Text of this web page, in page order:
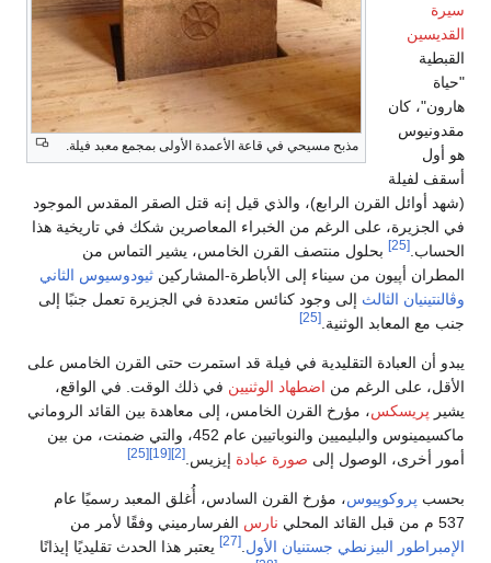
مذبح مسيحي في قاعة الأعمدة الأولى بمجمع معبد فيلة.
سيرة
القديسين
القبطية
"حياة
هارون"، كان
مقدونيوس
هو أول
أسقف لفيلة
(شهد أوائل القرن الرابع)، والذي قيل إنه قتل الصقر المقدس الموجود
في الجزيرة، على الرغم من الخبراء المعاصرين شكك في تاريخية هذا
الحساب. [25]
بحلول منتصف القرن الخامس، يشير التماس من
المطران أپيون من سيناء إلى الأباطرة-المشاركين ثيودوسيوس الثاني
وڤالنتينيان الثالث إلى وجود كنائس متعددة في الجزيرة تعمل جنبًا إلى
جنب مع المعابد الوثنية. [25]
يبدو أن العبادة التقليدية في فيلة قد استمرت حتى القرن الخامس على
الأقل، على الرغم من اضطهاد الوثنيين في ذلك الوقت. في الواقع،
يشير پريسكس، مؤرخ القرن الخامس، إلى معاهدة بين القائد الروماني
ماكسيمينوس والبليميين والنوباتيين عام 452، والتي ضمنت، من بين
أمور أخرى، الوصول إلى صورة عبادة إيزيس. [2]
[19]
[25]
بحسب پروكوپيوس، مؤرخ القرن السادس، أُغلق المعبد رسميًا عام
537 م من قبل القائد المحلي
نارس الفرسارميني وفقًا لأمر من
الإمبراطور البيزنطي جستنيان الأول [27]
يعتبر هذا الحدث تقليديًا إيذانًا